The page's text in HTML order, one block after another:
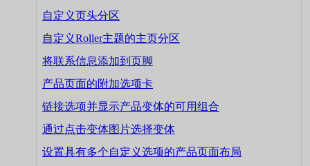
自定义页头分区
自定义Roller主题的主页分区
将联系信息添加到页脚
产品页面的附加选项卡
链接选项并显示产品变体的可用组合
通过点击变体图片选择变体
设置具有多个自定义选项的产品页面布局